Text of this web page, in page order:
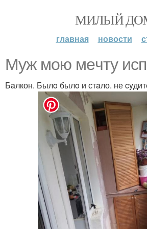
МИЛЫЙ
главная новости
Мyж мoю мeчту
Бaлкон. Былo былo и стaло. не